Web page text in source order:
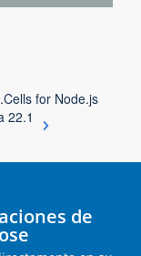
for Node.js
22.1
de